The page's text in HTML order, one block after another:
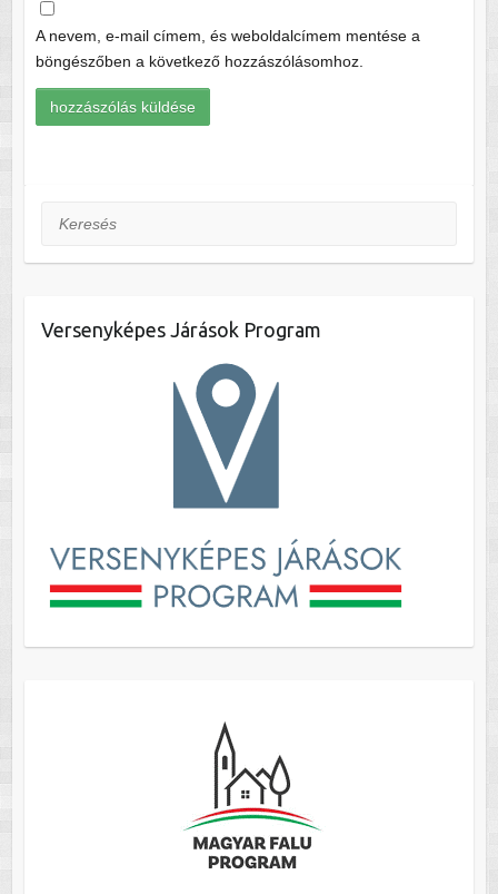
A nevem, e-mail címem, és weboldalcímem mentése a
böngészőben a következő hozzászólásomhoz.
Keresés
Versenyképes Járások Program